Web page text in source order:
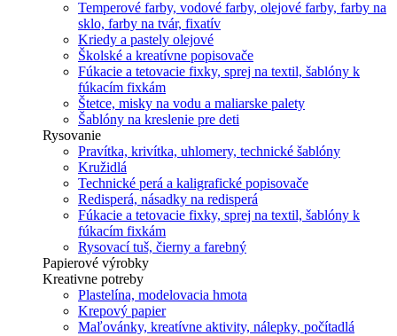
Temperové farby, vodové farby, olejové farby, farby na
sklo, farby na tvár, fixatív
Kriedy a pastely olejové
Školské a kreatívne popisovače
Fúkacie a tetovacie fixky, sprej na textil, šablóny k
fúkacím fixkám
Štetce, misky na vodu a maliarske palety
Šablóny na kreslenie pre deti
Rysovanie
Pravítka, krivítka, uhlomery, technické šablóny
Kružidlá
Technické perá a kaligrafické popisovače
Redisperá, násadky na redisperá
Fúkacie a tetovacie fixky, sprej na textil, šablóny k
fúkacím fixkám
Rysovací tuš, čierny a farebný
Papierové výrobky
Kreativne potreby
Plastelína, modelovacia hmota
Krepový papier
Maľovánky, kreatívne aktivity, nálepky, počítadlá